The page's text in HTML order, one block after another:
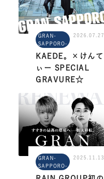
GRAN-
SAPPORO-
2026.07.27
KAEDE。×けんて
ぃー SPECIAL
GRAVURE☆
GRAN-
SAPPORO-
2025.11.13